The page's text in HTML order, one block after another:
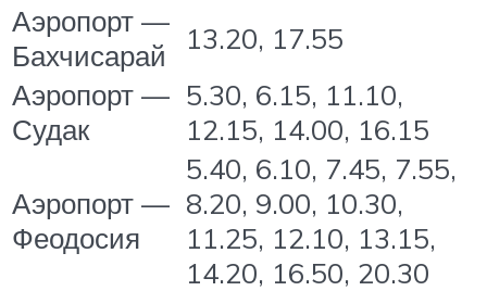
Аэропорт —
Бахчисарай
13.20, 17.55
Аэропорт —
Судак
5.30, 6.15, 11.10,
12.15, 14.00, 16.15
Аэропорт —
Феодосия
5.40, 6.10, 7.45, 7.55,
8.20, 9.00, 10.30,
11.25, 12.10, 13.15,
14.20, 16.50, 20.30